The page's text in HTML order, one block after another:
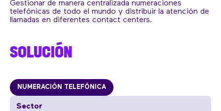
Gestionar de manera centralizada numeraciones
telefónicas de todo el mundo y distribuir la atención de
llamadas en diferentes contact centers.
SOLUCIÓN
NUMERACIÓN TELEFÓNICA
Sector